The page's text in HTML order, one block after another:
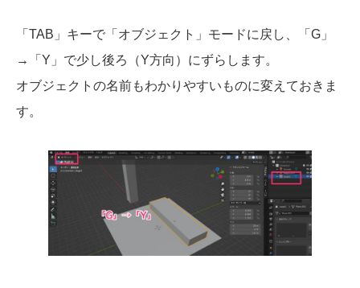
「TAB」キーで「オブジェクト」モードに戻し、「G」
→「Y」で少し後ろ（Y方向）にずらします。
オブジェクトの名前もわかりやすいものに変えておきま
す。